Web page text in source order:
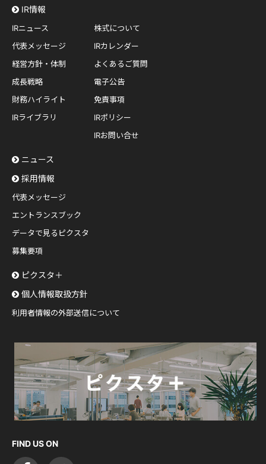
IR情報
IRニュース
代表メッセージ
経営方針・体制
成長戦略
財務ハイライト
IRライブラリ
株式について
IRカレンダー
よくあるご質問
電子公告
免責事項
IRポリシー
IRお問い合せ
ニュース
採用情報
代表メッセージ
エントランスブック
データで見るピクスタ
募集要項
ピクスタ＋
個人情報取扱方針
利用者情報の外部送信について
FIND US ON